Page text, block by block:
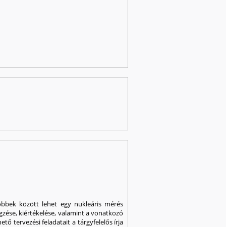
között lehet egy nukleáris mérés
kiértékelése, valamint a vonatkozó
tervezési feladatait a tárgyfelelős írja